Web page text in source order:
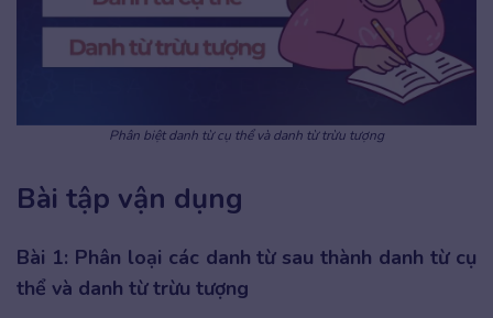
Phân biệt danh từ cụ thể và danh từ trừu tượng
Bài tập vận dụng
Bài 1: Phân loại các danh từ sau thành danh từ cụ
thể và danh từ trừu tượng